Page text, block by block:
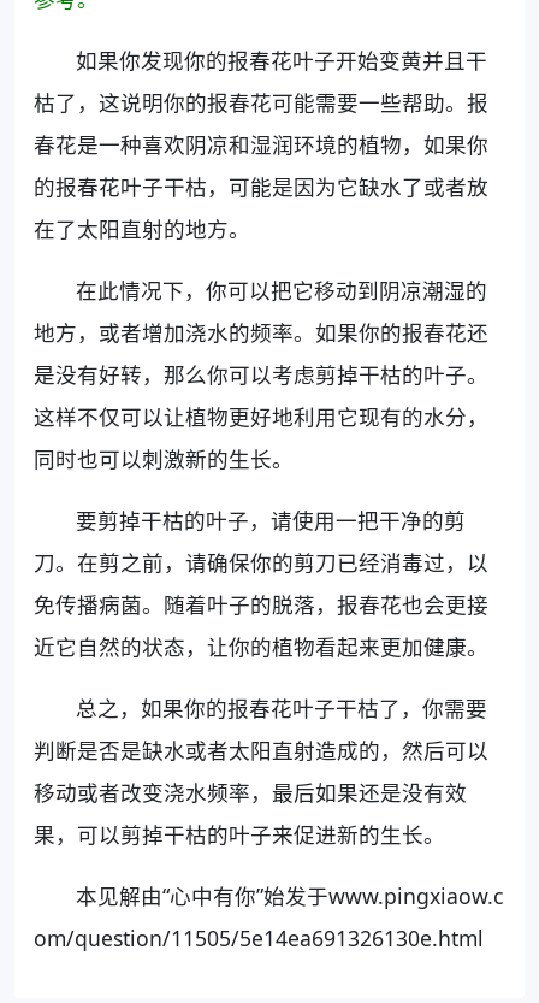
如果你发现你的报春花叶子开始变黄并且干
枯了，这说明你的报春花可能需要一些帮助。报
春花是一种喜欢阴凉和湿润环境的植物，如果你
的报春花叶子干枯，可能是因为它缺水了或者放
在了太阳直射的地方。
在此情况下，你可以把它移动到阴凉潮湿的
地方，或者增加浇水的频率。如果你的报春花还
是没有好转，那么你可以考虑剪掉干枯的叶子。
这样不仅可以让植物更好地利用它现有的水分，
同时也可以刺激新的生长。
要剪掉干枯的叶子，请使用一把干净的剪
刀。在剪之前，请确保你的剪刀已经消毒过，以
免传播病菌。随着叶子的脱落，报春花也会更接
近它自然的状态，让你的植物看起来更加健康。
总之，如果你的报春花叶子干枯了，你需要
判断是否是缺水或者太阳直射造成的，然后可以
移动或者改变浇水频率，最后如果还是没有效
果，可以剪掉干枯的叶子来促进新的生长。
本见解由“心中有你”始发于www.pingxiaow.c
om/question/11505/5e14ea691326130e.html